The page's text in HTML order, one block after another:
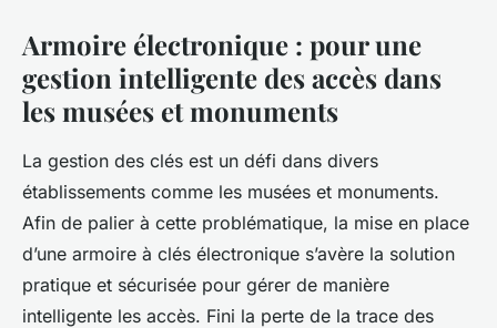
Armoire électronique : pour une
gestion intelligente des accès dans
les musées et monuments
La gestion des clés est un défi dans divers
établissements comme les musées et monuments.
Afin de palier à cette problématique, la mise en place
d’une armoire à clés électronique s’avère la solution
pratique et sécurisée pour gérer de manière
intelligente les accès. Fini la perte de la trace des